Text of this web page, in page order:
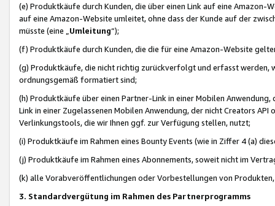
(e) Produktkäufe durch Kunden, die über einen Link auf eine
auf eine Amazon-Website umleitet, ohne dass der Kunde auf der
müsste (eine „ Umleitung“);
(f) Produktkäufe durch Kunden, die die für eine Amazon-Website
(g) Produktkäufe, die nicht richtig zurückverfolgt und erfasst werden,
ordnungsgemäß formatiert sind;
(h) Produktkäufe über einen Partner-Link in einer Mobilen
Link in einer Zugelassenen Mobilen Anwendung, der nicht Creators
Verlinkungstools, die wir Ihnen ggf. zur Verfügung stellen, nutzt;
(i) Produktkäufe im Rahmen eines Bounty Events (wie in Ziffer 4 (a)
(j) Produktkäufe im Rahmen eines Abonnements, soweit nicht im
(k) alle Vorabveröffentlichungen oder Vorbestellungen von
3. Standardvergütung im Rahmen des Partnerprogramms